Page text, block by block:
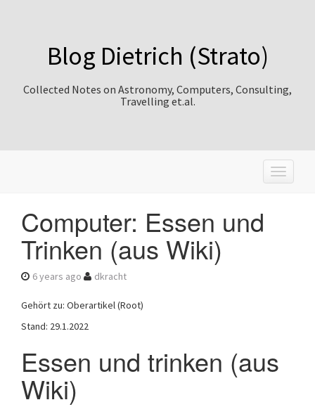
Blog Dietrich (Strato)
Collected Notes on Astronomy, Computers, Consulting,
Travelling et.al.
T
o
o
Computer: Essen und
Trinken (aus Wiki)
6 years ago dkracht
Gehört zu: Oberartikel (Root)
Stand: 29.1.2022
Essen und trinken (aus
Wiki)